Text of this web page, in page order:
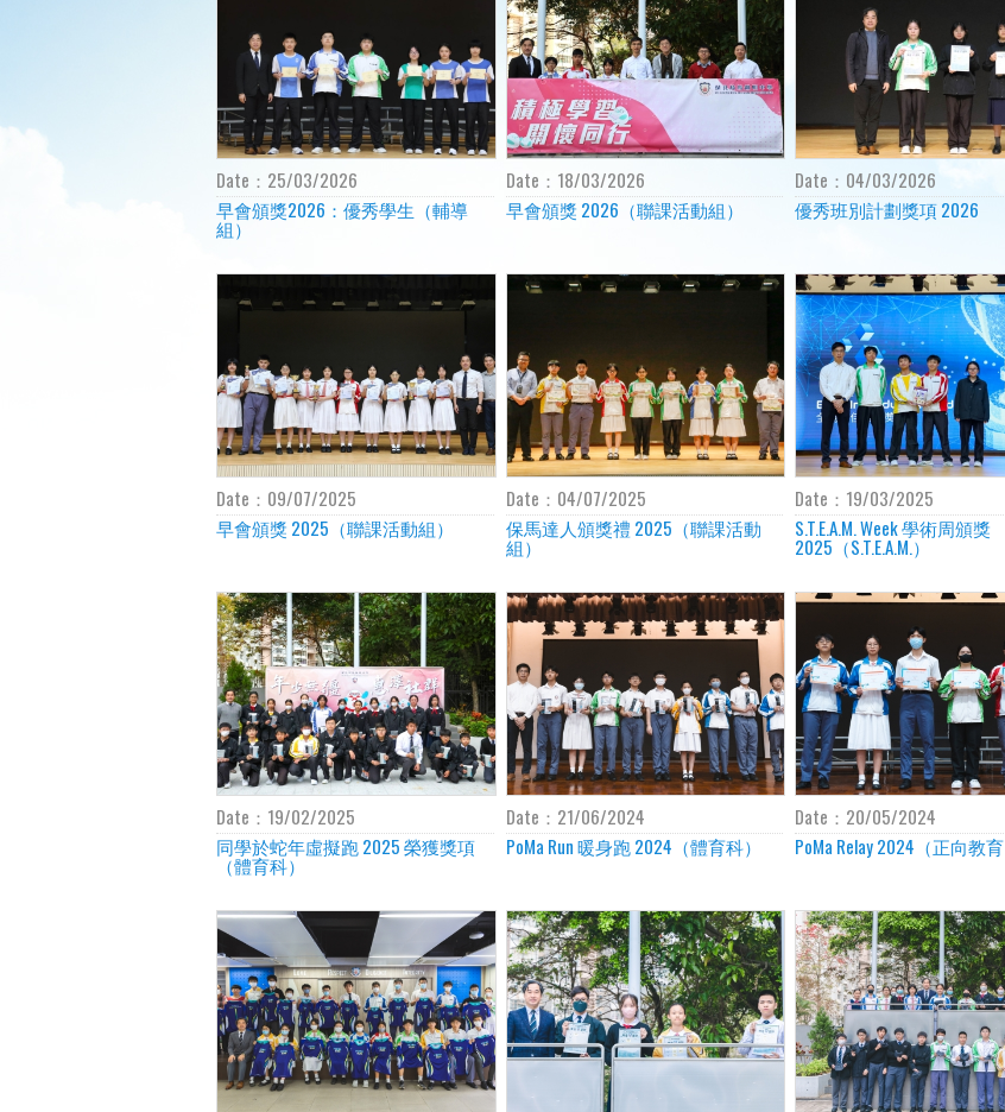
Date： 25/03/2026
早會頒獎2026：優秀學生（輔導
組）
Date： 18/03/2026
早會頒獎 2026（聯課活動組）
Date： 04/03/2026
優秀班別計劃獎項 2026
Date： 09/07/2025
早會頒獎 2025（聯課活動組）
Date： 04/07/2025
保馬達人頒獎禮 2025（聯課活動
組）
Date： 19/03/2025
S.T.E.A.M. Week 學術周頒獎
2025（S.T.E.A.M.）
Date： 19/02/2025
同學於蛇年虛擬跑 2025 榮獲獎項
（體育科）
Date： 21/06/2024
PoMa Run 暖身跑 2024（體育科）
Date： 20/05/2024
PoMa Relay 2024（正向教育